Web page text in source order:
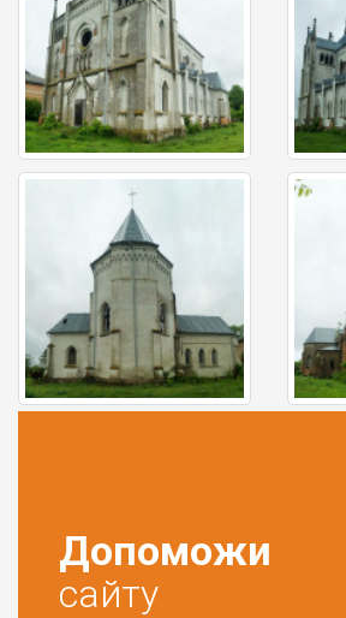
Допоможи
сайту